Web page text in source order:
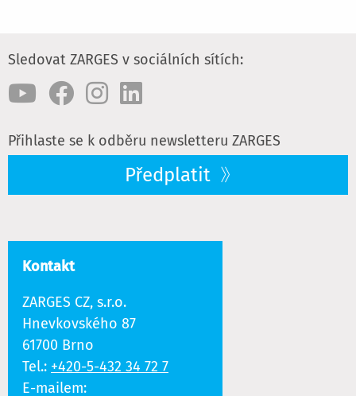
Sledovat ZARGES v sociálních sítích:
Přihlaste se k odběru newsletteru ZARGES
Předplatit
Kontakt
ZARGES CZ, s.r.o.
Hnevkovského 87
61700 Brno
Tel.: +420-5-432 34 72 7
E-mailem: